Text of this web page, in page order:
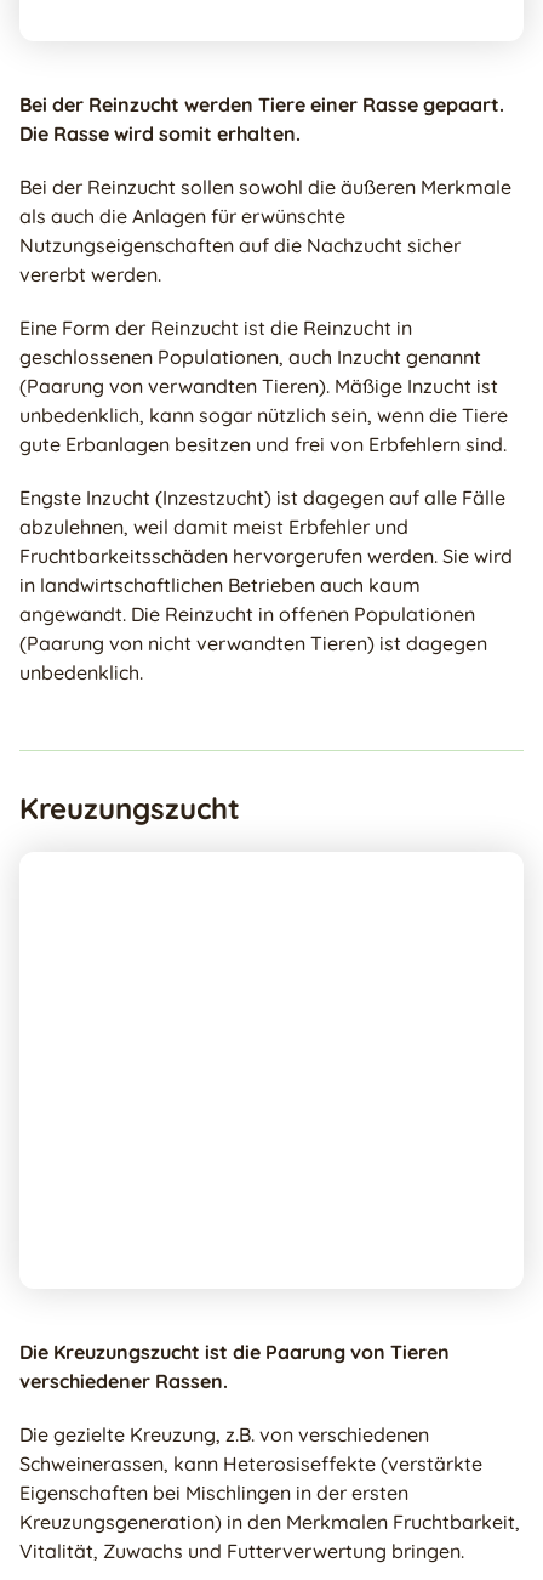
Bei der Reinzucht werden Tiere einer Rasse gepaart.
Die Rasse wird somit erhalten.
Bei der Reinzucht sollen sowohl die äußeren Merkmale
als auch die Anlagen für erwünschte
Nutzungseigenschaften auf die Nachzucht sicher
vererbt werden.
Eine Form der Reinzucht ist die Reinzucht in
geschlossenen Populationen, auch Inzucht genannt
(Paarung von verwandten Tieren). Mäßige Inzucht ist
unbedenklich, kann sogar nützlich sein, wenn die Tiere
gute Erbanlagen besitzen und frei von Erbfehlern sind.
Engste Inzucht (Inzestzucht) ist dagegen auf alle Fälle
abzulehnen, weil damit meist Erbfehler und
Fruchtbarkeitsschäden hervorgerufen werden. Sie wird
in landwirtschaftlichen Betrieben auch kaum
angewandt. Die Reinzucht in offenen Populationen
(Paarung von nicht verwandten Tieren) ist dagegen
unbedenklich.
Kreuzungszucht
Die Kreuzungszucht ist die Paarung von Tieren
verschiedener Rassen.
Die gezielte Kreuzung, z.B. von verschiedenen
Schweinerassen, kann Heterosiseffekte (verstärkte
Eigenschaften bei Mischlingen in der ersten
Kreuzungsgeneration) in den Merkmalen Fruchtbarkeit,
Vitalität, Zuwachs und Futterverwertung bringen.